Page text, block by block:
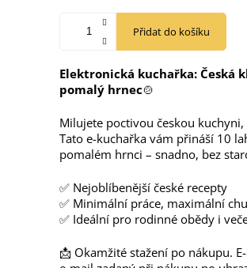
Přidat do košíku
Elektronická kuchařka: Česká
pomalý hrnec🍲
Milujete poctivou českou
Tato e-kuchařka vám přináší 10
pomalém hrnci – snadno, bez
✅ Nejoblíbenější české recepty
✅ Minimální práce, maximální
✅ Ideální pro rodinné obědy i
📩 Okamžité stažení po nákupu.